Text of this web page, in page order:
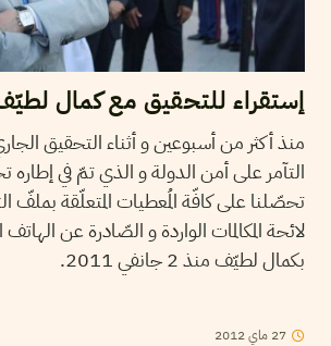
إستقراء للتحقيق مع كمال
منذ أكثر من أسبوعين و أثناء التحقيق
التآمر على أمن الدولة و الذي تمّ في إطاره
تحصّلنا على كافّة المُعطيات المتعلّقة بملفّ
لائحة المكالمات الواردة و الصّادرة عن
بكمال لطيّف منذ 2 جانفي 2011.
27 ماي2012